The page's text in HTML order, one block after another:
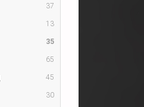
37
13
35
65
45
30